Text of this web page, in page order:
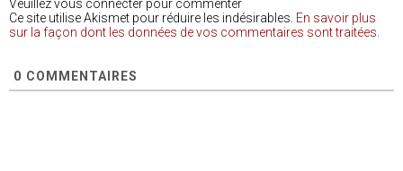
Veuillez vous connecter pour commenter
Ce site utilise Akismet pour réduire les indésirables. En savoir plus
sur la façon dont les données de vos commentaires sont traitées
0 COMMENTAIRES